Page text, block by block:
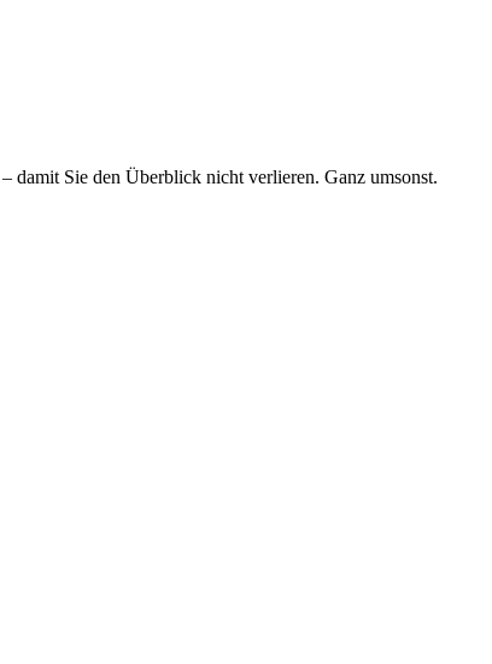
damit Sie den Überblick nicht verlieren. Ganz umsonst.